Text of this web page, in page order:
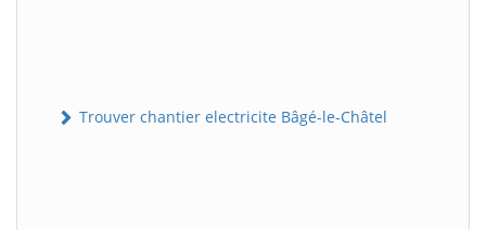
Trouver chantier electricite Bâgé-le-Châtel